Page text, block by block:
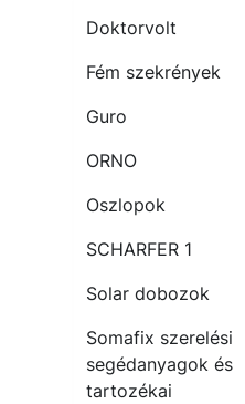
Doktorvolt
Fém szekrények
Guro
ORNO
Oszlopok
SCHARFER 1
Solar dobozok
Somafix szerelési
segédanyagok és
tartozékai